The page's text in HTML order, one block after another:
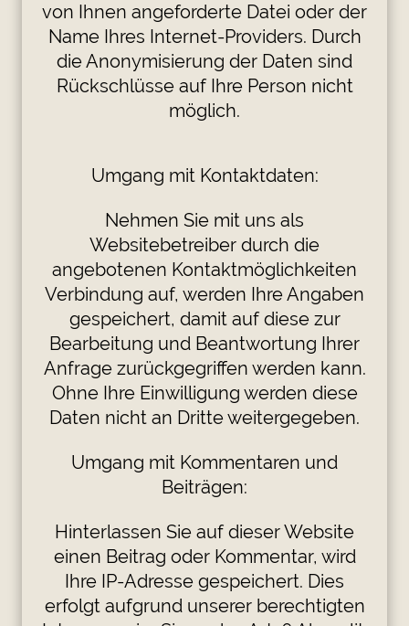
von Ihnen angeforderte Datei oder der
Name Ihres Internet-Providers. Durch
die Anonymisierung der Daten sind
Rückschlüsse auf Ihre Person nicht
möglich.
Umgang mit Kontaktdaten:
Nehmen Sie mit uns als
Websitebetreiber durch die
angebotenen Kontaktmöglichkeiten
Verbindung auf, werden Ihre Angaben
gespeichert, damit auf diese zur
Bearbeitung und Beantwortung Ihrer
Anfrage zurückgegriffen werden kann.
Ohne Ihre Einwilligung werden diese
Daten nicht an Dritte weitergegeben.
Umgang mit Kommentaren und
Beiträgen:
Hinterlassen Sie auf dieser Website
einen Beitrag oder Kommentar, wird
Ihre IP-Adresse gespeichert. Dies
erfolgt aufgrund unserer berechtigten